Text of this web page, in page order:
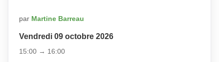
par Martine Barreau
Vendredi 09 octobre 2026
15:00 → 16:00